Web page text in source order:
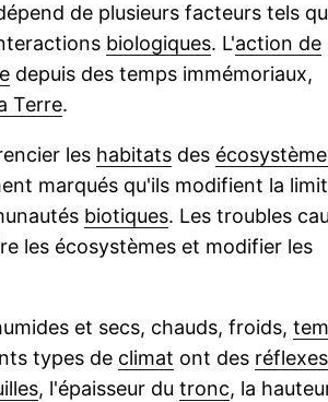
de plusieurs facteurs tels
biologiques. L'action de
depuis des temps immémoriaux,
Terre.
les habitats des
marqués qu'ils modifient la
biotiques. Les troubles
les écosystèmes et modifier les
et secs, chauds, froids,
types de climat ont des réflexes
, l'épaisseur du tronc, la